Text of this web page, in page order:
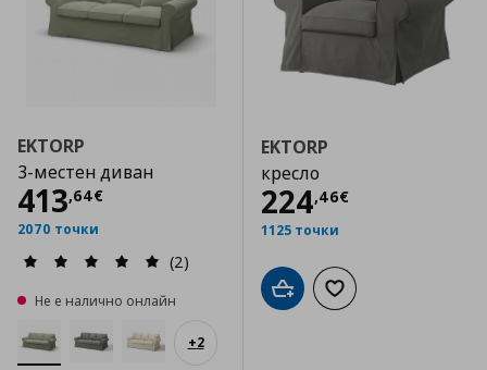
+2
EKTORP
3-местен диван
413,64€
Цена
2070 точки
(2)
Не е налично онлайн
EKTORP
кресло
224,46€
Цена224,46 €
1125 точки
Добави в кошницата
Добави към